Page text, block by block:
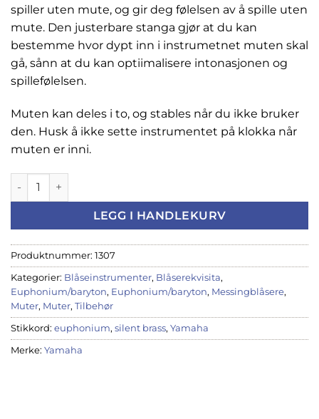
spiller uten mute, og gir deg følelsen av å spille uten
mute. Den justerbare stanga gjør at du kan
bestemme hvor dypt inn i instrumetnet muten skal
gå, sånn at du kan optiimalisere intonasjonen og
spillefølelsen.
Muten kan deles i to, og stables når du ikke bruker
den. Husk å ikke sette instrumentet på klokka når
muten er inni.
Yamaha SB2J Silent Brass euphonium antall
LEGG I HANDLEKURV
Produktnummer: 1307
Kategorier: Blåseinstrumenter, Blåserekvisita,
Euphonium/baryton, Euphonium/baryton, Messingblåsere,
Muter, Muter, Tilbehør
Stikkord: euphonium, silent brass, Yamaha
Merke: Yamaha